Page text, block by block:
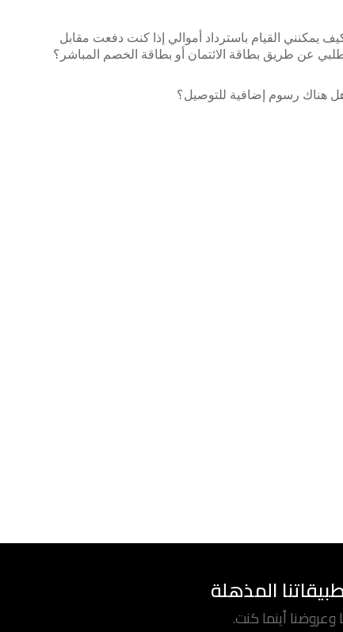
يمكنني القيام باسترداد أموالي إذا كنت دفعت مقابل
عن طريق بطاقة الائتمان أو بطاقة الخصم المباشر؟
هناك رسوم إضافية للتوصيل؟
المذهلة
أينما كنت.